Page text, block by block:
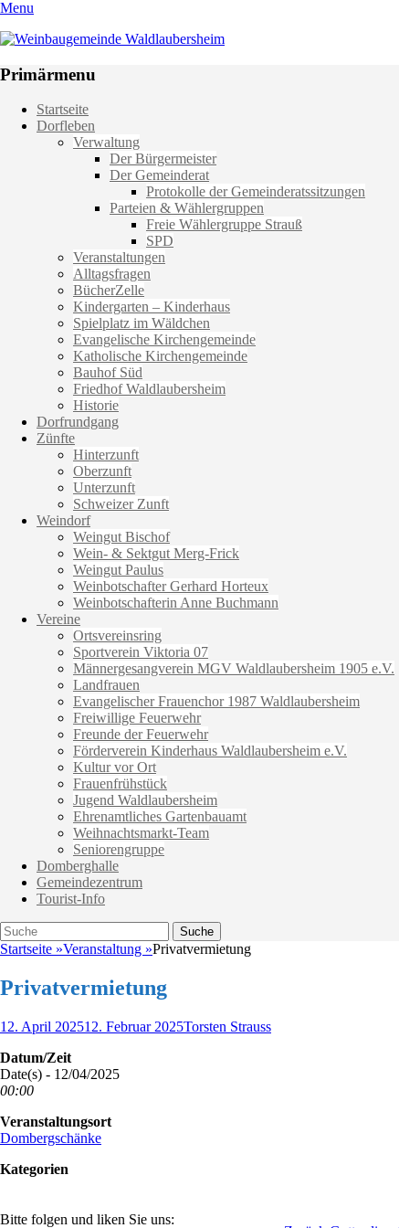
Menu
Weinbaugemeinde Waldlaubersheim
Primärmenu
Weiter
zum
Startseite
Dorfleben
Verwaltung
Der Bürgermeister
Der Gemeinderat
Protokolle der Gemeinderatssitzungen
Parteien & Wählergruppen
Freie Wählergruppe Strauß
SPD
Veranstaltungen
Alltagsfragen
BücherZelle
Kindergarten – Kinderhaus
Spielplatz im Wäldchen
Evangelische Kirchengemeinde
Katholische Kirchengemeinde
Bauhof Süd
Friedhof Waldlaubersheim
Historie
Dorfrundgang
Zünfte
Hinterzunft
Oberzunft
Unterzunft
Schweizer Zunft
Weindorf
Weingut Bischof
Wein- & Sektgut Merg-Frick
Weingut Paulus
Weinbotschafter Gerhard Horteux
Weinbotschafterin Anne Buchmann
Vereine
Ortsvereinsring
Sportverein Viktoria 07
Männergesangverein MGV Waldlaubersheim 1905 e.V.
Landfrauen
Evangelischer Frauenchor 1987 Waldlaubersheim
Freiwillige Feuerwehr
Freunde der Feuerwehr
Förderverein Kinderhaus Waldlaubersheim e.V.
Kultur vor Ort
Frauenfrühstück
Jugend Waldlaubersheim
Ehrenamtliches Gartenbauamt
Weihnachtsmarkt-Team
Seniorengruppe
Domberghalle
Gemeindezentrum
Tourist-Info
Suche
Suche
nach:
Startseite »Veranstaltung »Privatvermietung
Privatvermietung
Veröffentlicht
12. April 202512. Februar 2025Autor
Torsten Strauss
Datum/Zeit
Date(s) - 12/04/2025
00:00
Veranstaltungsort
Dombergschänke
Kategorien
Bitte folgen und liken Sie uns: